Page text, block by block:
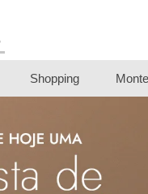
Shopping